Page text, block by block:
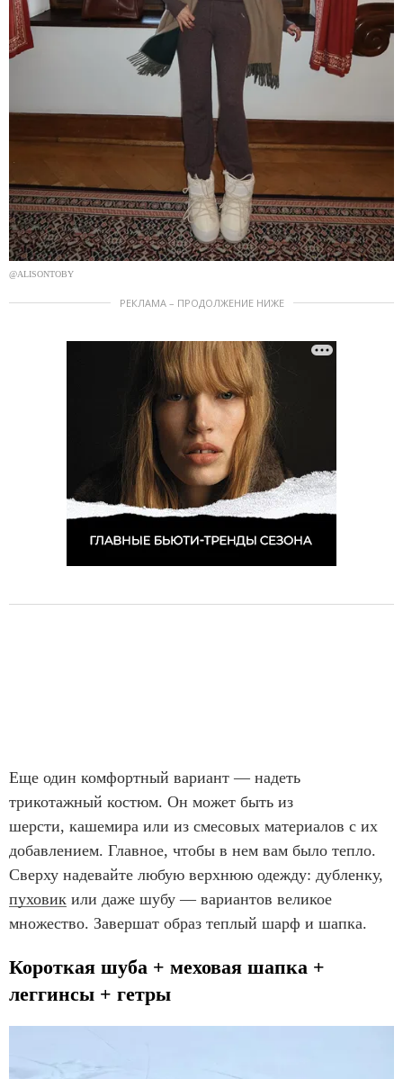
@ALISONTOBY
РЕКЛАМА – ПРОДОЛЖЕНИЕ НИЖЕ
Еще один комфортный вариант — надеть
трикотажный костюм. Он может быть из
шерсти, кашемира или из смесовых материалов с их
добавлением. Главное, чтобы в нем вам было тепло.
Сверху надевайте любую верхнюю одежду: дубленку,
пуховик или даже шубу — вариантов великое
множество. Завершат образ теплый шарф и шапка.
Короткая шуба + меховая шапка +
леггинсы + гетры